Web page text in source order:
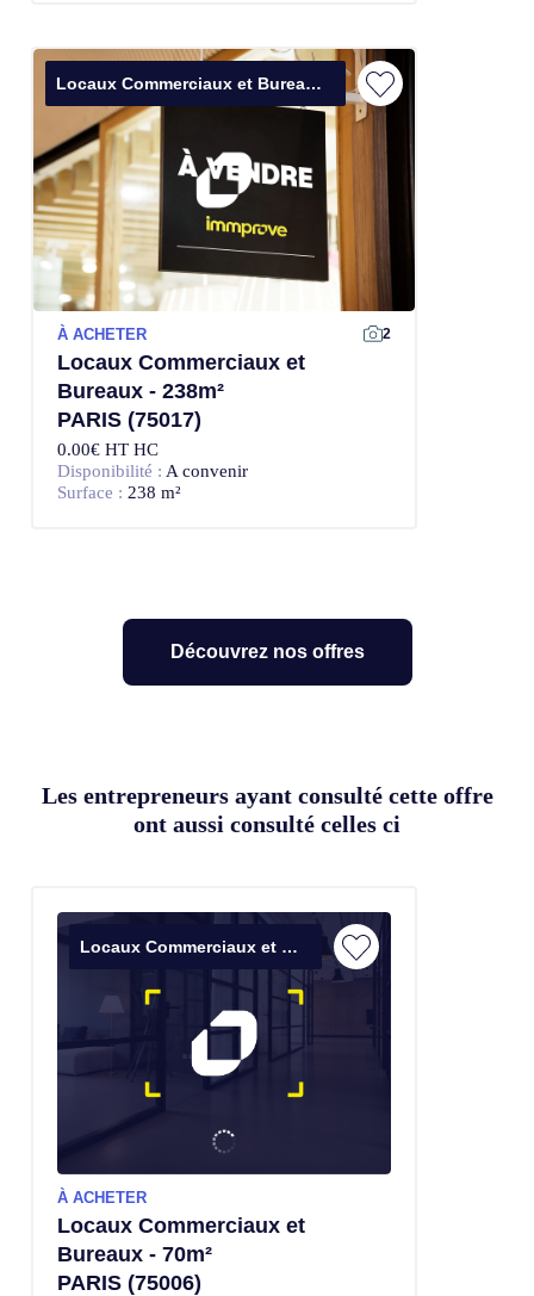
Locaux Commerciaux et Bureaux
À ACHETER 2
Locaux Commerciaux et
Bureaux - 238m²
PARIS (75017)
0.00€ HT HC
Disponibilité : A convenir
Surface : 238 m²
Découvrez nos offres
Les entrepreneurs ayant consulté cette offre
ont aussi consulté celles ci
Locaux Commerciaux et Bureaux
À ACHETER
Locaux Commerciaux et
Bureaux - 70m²
PARIS (75006)